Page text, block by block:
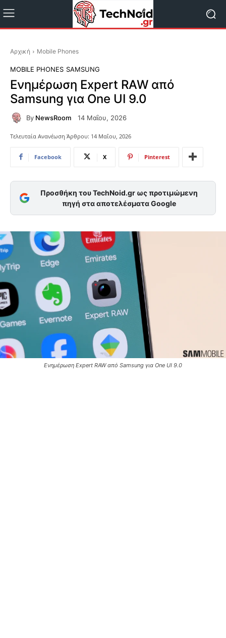
Αρχική Mobile Phones
MOBILE PHONES SAMSUNG
Ενημέρωση Expert RAW από
Samsung για One UI 9.0
By NewsRoom 14 Μαΐου, 2026
Τελευταία Ανανέωση Άρθρου: 14 Μαΐου, 2026
Facebook X Pinterest
Προσθήκη του TechNoid.gr ως προτιμώμενη
πηγή στα αποτελέσματα Google
Ενημέρωση Expert RAW από Samsung για One UI 9.0